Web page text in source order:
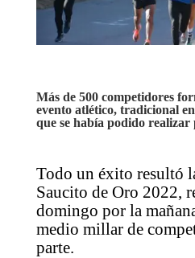
Más de 500 competidores
evento atlético, tradicional
que se había podido realizar
Todo un éxito resultó
Saucito de Oro 2022,
domingo por la
medio millar de
parte.